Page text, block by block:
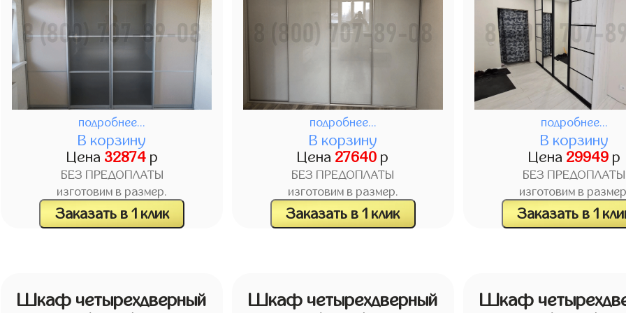
подробнее...
В корзину
Цена 32874р
БЕЗ ПРЕДОПЛАТЫ
изготовим в размер.
Заказать в 1 клик
подробнее...
В корзину
Цена 27640 р
БЕЗ ПРЕДОПЛАТЫ
изготовим в размер.
Заказать в 1 клик
подробнее...
В корзину
Цена 29949р
БЕЗ ПРЕДОПЛАТЫ
изготовим в
Заказать в 1
Шкаф четырехдверный
Шкаф четырехдверный
Шкаф